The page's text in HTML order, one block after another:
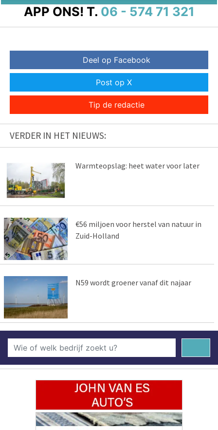
APP ONS! T. 06 - 574 71 321
Deel op Facebook
Post op X
Tip de redactie
VERDER IN HET NIEUWS:
Warmteopslag: heet water voor later
€56 miljoen voor herstel van natuur in
Zuid-Holland
N59 wordt groener vanaf dit najaar